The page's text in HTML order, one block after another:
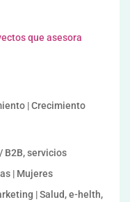
que asesora
| Crecimiento
B2B, servicios
| Mujeres
| Salud, e-helth,